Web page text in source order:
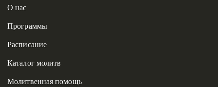
О нас
Программы
Расписание
Каталог молитв
Молитвенная помощь